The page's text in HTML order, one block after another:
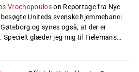
Vrochopouloson Reportage fra Nye
besøgte Uniteds svenske hjemmebane:
og synes også, at der er
Specielt glæder jeg mig til Tielemans…